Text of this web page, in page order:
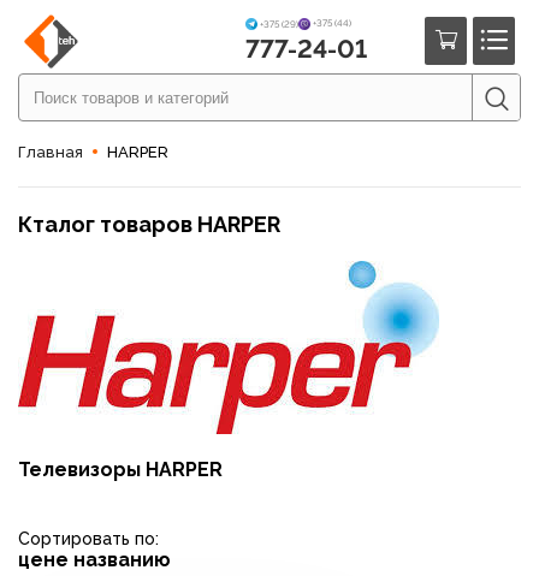
+375 (29) +375 (44)
777-24-01
Главная HARPER
Кталог товаров HARPER
Телевизоры HARPER
Сортировать по:
цене названию